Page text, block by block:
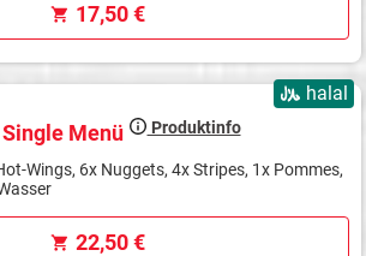
17,50 €
halal
Menü Produktinfo
Wings, 6x Nuggets, 4x Stripes, 1x Pommes,
22,50 €